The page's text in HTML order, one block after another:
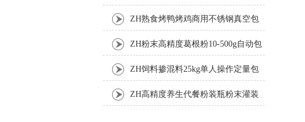
ZH熟食烤鸭烤鸡商用不锈钢真空包
装机 ZH粉末高精度葛根粉10-500g自动包
装机 ZH饲料掺混料25kg单人操作定量包
装机 ZH高精度养生代餐粉装瓶粉末灌装